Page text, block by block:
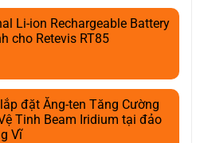
Li-ion Rechargeable Battery
cho Retevis RT85
đặt Ăng-ten Tăng Cường
Tinh Beam Iridium tại đảo
Vĩ